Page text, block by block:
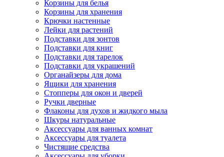
Корзины для белья
Корзины для хранения
Крючки настенные
Лейки для растений
Подставки для зонтов
Подставки для книг
Подставки для тарелок
Подставки для украшений
Органайзеры для дома
Ящики для хранения
Стопперы для окон и дверей
Ручки дверные
Флаконы для духов и жидкого мыла
Шкуры натуральные
Аксессуары для ванных комнат
Аксессуары для туалета
Чистящие средства